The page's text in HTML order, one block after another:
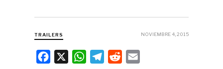
TRAILERS NOVIEMBRE 4, 2015
W
T